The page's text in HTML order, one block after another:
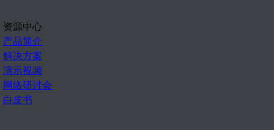
资源中心
产品简介
解决方案
演示视频
网络研讨会
白皮书